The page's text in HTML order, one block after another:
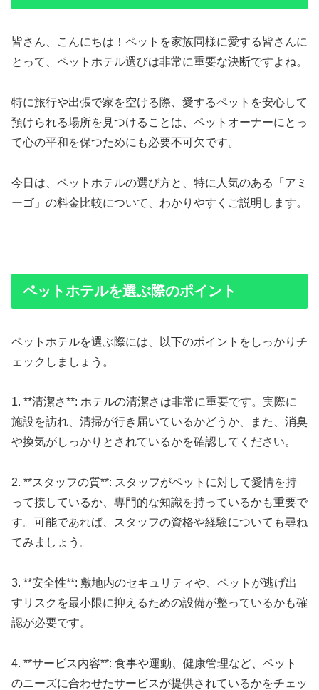
皆さん、こんにちは！ペットを家族同様に愛する皆さんに
とって、ペットホテル選びは非常に重要な決断ですよね。
特に旅行や出張で家を空ける際、愛するペットを安心して
預けられる場所を見つけることは、ペットオーナーにとっ
て心の平和を保つためにも必要不可欠です。
今日は、ペットホテルの選び方と、特に人気のある「アミ
ーゴ」の料金比較について、わかりやすくご説明します。
ペットホテルを選ぶ際のポイント
ペットホテルを選ぶ際には、以下のポイントをしっかりチ
ェックしましょう。
1. **清潔さ**: ホテルの清潔さは非常に重要です。実際に
施設を訪れ、清掃が行き届いているかどうか、また、消臭
や換気がしっかりとされているかを確認してください。
2. **スタッフの質**: スタッフがペットに対して愛情を持
って接しているか、専門的な知識を持っているかも重要で
す。可能であれば、スタッフの資格や経験についても尋ね
てみましょう。
3. **安全性**: 敷地内のセキュリティや、ペットが逃げ出
すリスクを最小限に抑えるための設備が整っているかも確
認が必要です。
4. **サービス内容**: 食事や運動、健康管理など、ペット
のニーズに合わせたサービスが提供されているかをチェッ